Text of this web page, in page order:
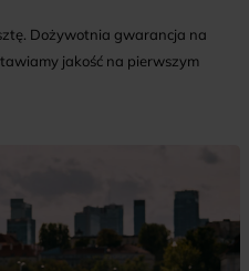
Dożywotnia gwarancja na
jakość na pierwszym